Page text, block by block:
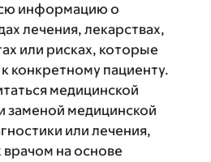
информацию о
лечения, лекарствах,
или рисках, которые
конкретному пациенту.
медицинской
заменой медицинской
или лечения,
на основе